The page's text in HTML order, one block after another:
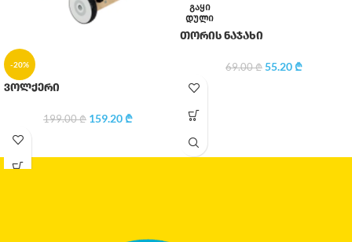
-20%
ვოლქერი
199.00₾ 159.20₾
ᲒᲐᲧᲘ
ᲓᲣᲚᲘ
თორის ნაჯახი
69.00₾ 55.20₾